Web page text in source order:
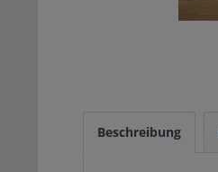
Beschreibung